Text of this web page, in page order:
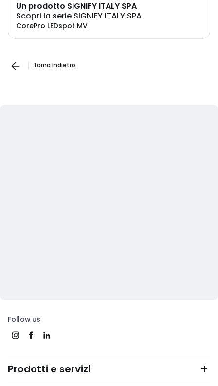
Un prodotto SIGNIFY ITALY SPA
Scopri la serie SIGNIFY ITALY SPA
CorePro LEDspot MV
Torna indietro
Follow us
Prodotti e servizi